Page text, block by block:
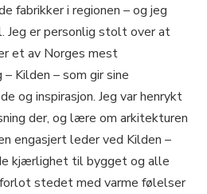
fabrikker i regionen – og jeg
Jeg er personlig stolt over at
et av Norges mest
Kilden – som gir sine
og inspirasjon. Jeg var henrykt
der, og lære om arkitekturen
engasjert leder ved Kilden –
kjærlighet til bygget og alle
stedet med varme følelser